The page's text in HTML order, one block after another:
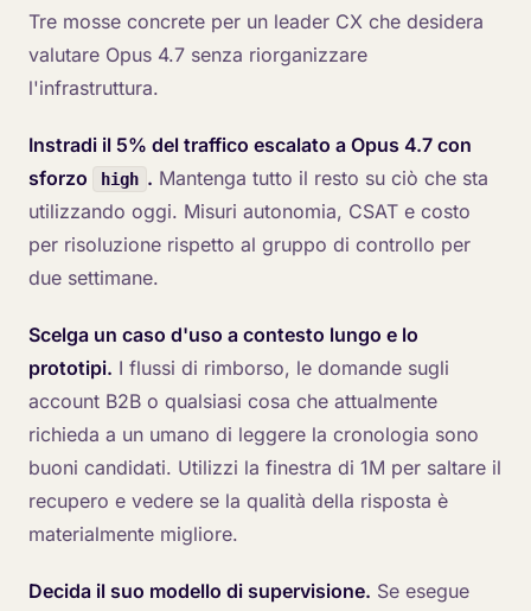
Tre mosse concrete per un leader CX che desidera
valutare Opus 4.7 senza riorganizzare
l'infrastruttura.
Instradi il 5% del traffico escalato a Opus 4.7 con
sforzo
high . Mantenga tutto il resto su ciò che sta
utilizzando oggi. Misuri autonomia, CSAT e costo
per risoluzione rispetto al gruppo di controllo per
due settimane.
Scelga un caso d'uso a contesto lungo e lo
prototipi. I flussi di rimborso, le domande sugli
account B2B o qualsiasi cosa che attualmente
richieda a un umano di leggere la cronologia sono
buoni candidati. Utilizzi la finestra di 1M per saltare il
recupero e vedere se la qualità della risposta è
materialmente migliore.
Decida il suo modello di supervisione. Se esegue